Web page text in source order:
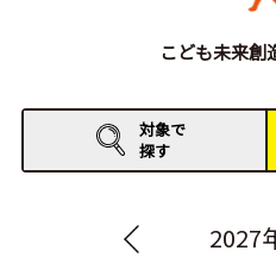
こども未来創
対象で
探す
2027